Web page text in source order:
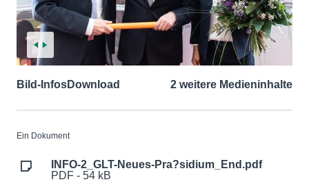
Bild-InfosDownload 2 weitere Medieninhalte
Ein Dokument
INFO-2_GLT-Neues-Pra?sidium_End.pdf
PDF - 54 kB